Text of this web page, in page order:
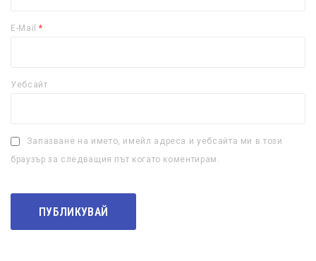
E-Mail*
Уебсайт
Запазване на името, имейл адреса и уебсайта ми в този
браузър за следващия път когато коментирам.